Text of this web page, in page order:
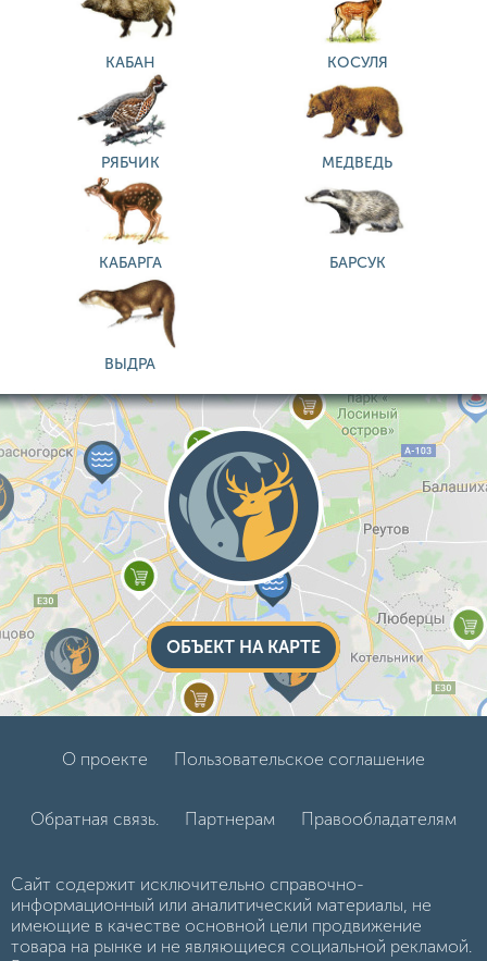
КАБАН КОСУЛЯ
РЯБЧИК МЕДВЕДЬ
КАБАРГА БАРСУК
ВЫДРА
ОБЪЕКТ НА КАРТЕ
О проекте Пользовательское соглашение
Обратная связь. Партнерам Правообладателям
Сайт содержит исключительно справочно-
информационный или аналитический материалы, не
имеющие в качестве основной цели продвижение
товара на рынке и не являющиеся социальной рекламой.